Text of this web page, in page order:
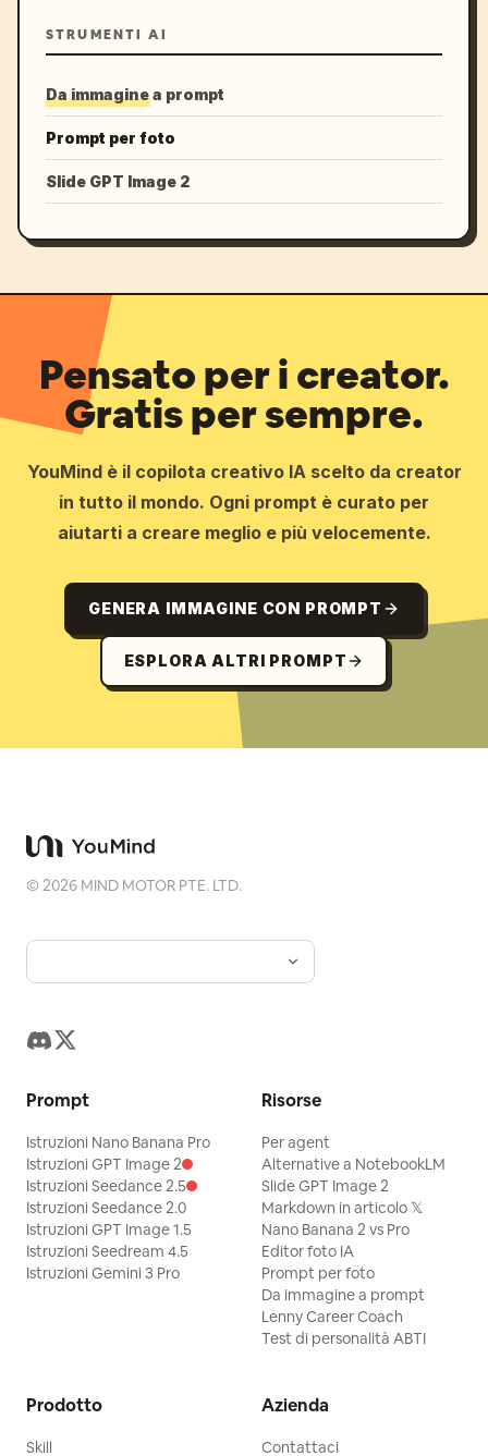
STRUMENTI AI
Da immagine a prompt
Prompt per foto
Slide GPT Image 2
Pensato per i creator.
Gratis per sempre.
YouMind è il copilota creativo IA scelto da creator
in tutto il mondo. Ogni prompt è curato per
aiutarti a creare meglio e più velocemente.
GENERA IMMAGINE CON PROMPT
ESPLORA ALTRI PROMPT
©2026 MIND MOTOR PTE. LTD.
Prompt
Istruzioni Nano Banana Pro
Istruzioni GPT Image 2
Istruzioni Seedance 2.5
Istruzioni Seedance 2.0
Istruzioni GPT Image 1.5
Istruzioni Seedream 4.5
Istruzioni Gemini 3 Pro
Risorse
Per agent
Alternative a NotebookLM
Slide GPT Image 2
Markdown in articolo 𝕏
Nano Banana 2 vs Pro
Editor foto IA
Prompt per foto
Da immagine a prompt
Lenny Career Coach
Test di personalità ABTI
Prodotto
Skill
Azienda
Contattaci